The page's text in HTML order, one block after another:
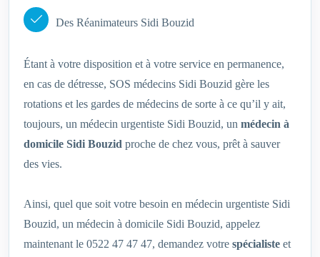
Des Réanimateurs Sidi Bouzid
Étant à votre disposition et à votre service en permanence,
en cas de détresse, SOS médecins Sidi Bouzid gère les
rotations et les gardes de médecins de sorte à ce qu’il y ait,
toujours, un médecin urgentiste Sidi Bouzid, un médecin à
domicile Sidi Bouzid proche de chez vous, prêt à sauver
des vies.
Ainsi, quel que soit votre besoin en médecin urgentiste Sidi
Bouzid, un médecin à domicile Sidi Bouzid, appelez
maintenant le 0522 47 47 47, demandez votre spécialiste et